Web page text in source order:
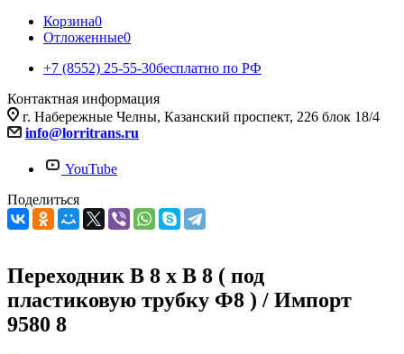
Корзина0
Отложенные0
+7 (8552) 25-55-30бесплатно по РФ
Контактная информация
г. Набережные Челны, Казанский проспект, 226 блок 18/4
info@lorritrans.ru
YouTube
Поделиться
Переходник В 8 х В 8 ( под
пластиковую трубку Ф8 ) / Импорт
9580 8